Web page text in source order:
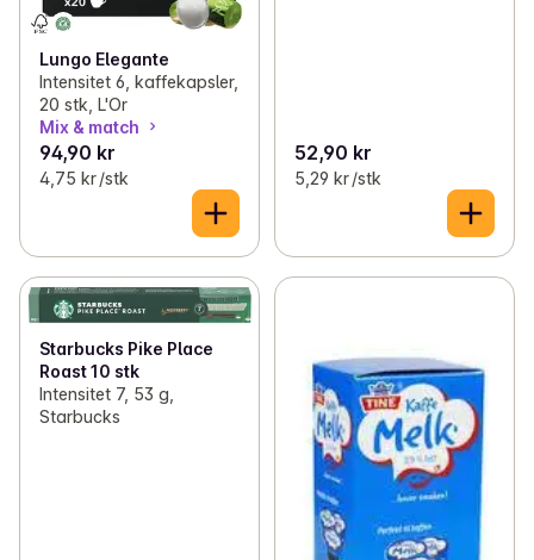
Lungo Elegante
Intensitet 6, kaffekapsler,
20 stk, L'Or
Mix & match
94,90 kr
4,75 kr /stk
52,90 kr
5,29 kr /stk
Starbucks Pike Place
Roast 10 stk
Intensitet 7, 53 g,
Starbucks